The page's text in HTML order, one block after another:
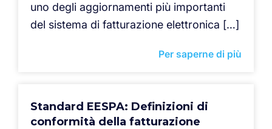
uno degli aggiornamenti più importanti
del sistema di fatturazione elettronica […]
Per saperne di più
Standard EESPA: Definizioni di
conformità della fatturazione